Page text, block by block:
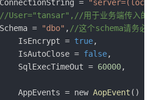
=
//User="tansar",//用于业务端传入的登
=
"dbo" , //这个schema请务必填
IsEncrypt =
true,
IsAutoClose =
false,
SqlExecTimeOut =
60000,
AppEvents = new
AopEvent ()